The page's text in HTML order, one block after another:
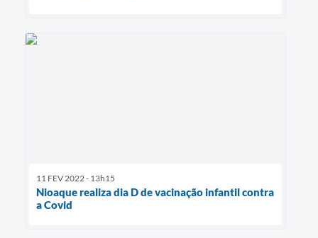
11 FEV 2022 - 13h15
Nioaque realiza dia D de vacinação infantil contra
a Covid